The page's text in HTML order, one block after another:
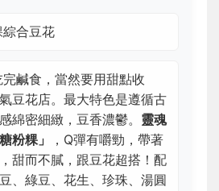
合豆花
完鹹食，當然要用甜點收
豆花店。最大特色是遵循古
綿密細緻，豆香濃鬱。 靈魂
粉粿」
，Q彈有嚼勁，帶著
甜而不膩，跟豆花超搭！配
、綠豆、花生、珍珠、湯圓